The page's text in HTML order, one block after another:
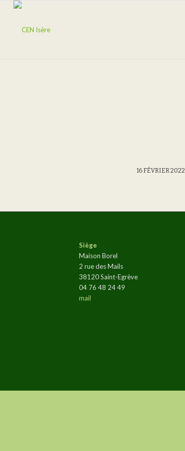
16 FÉVRIER 2022
Siège
Maison Borel
2 rue des Mails
38120 Saint-Egrève
04 76 48 24 49
mail